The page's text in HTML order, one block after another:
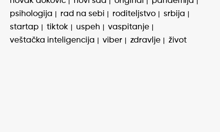
psihologija
rad na sebi roditeljstvo
srbija
startap
tiktok uspeh
vaspitanje
veštačka inteligencija
viber zdravlje život